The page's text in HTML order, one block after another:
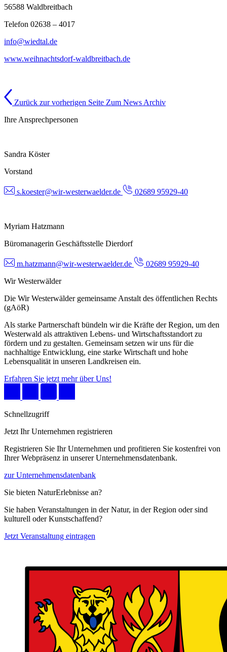
56588 Waldbreitbach
Telefon 02638 – 4017
info@wiedtal.de
www.weihnachtsdorf-waldbreitbach.de
Zurück zur vorherigen Seite Zum News Archiv
Ihre Ansprechpersonen
Sandra Köster
Vorstand
s.koester@wir-westerwaelder.de 02689 95929-40
Myriam Hatzmann
Büromanagerin Geschäftsstelle Dierdorf
m.hatzmann@wir-westerwaelder.de
02689 95929-40
Wir Westerwälder
Die Wir Westerwälder gemeinsame Anstalt des öffentlichen Rechts
(gAöR)
Als starke Partnerschaft bündeln wir die Kräfte der Region, um den
Westerwald als attraktiven Lebens- und Wirtschaftsstandort zu
fördern und zu gestalten. Gemeinsam setzen wir uns für die
nachhaltige Entwicklung, eine starke Wirtschaft und hohe
Lebensqualität in unseren Landkreisen ein.
Erfahren Sie jetzt mehr über Uns!
Schnellzugriff
Jetzt Ihr Unternehmen registrieren
Registrieren Sie Ihr Unternehmen und profitieren Sie kostenfrei von
Ihrer Webpräsenz in unserer Unternehmensdatenbank.
zur Unternehmensdatenbank
Sie bieten NaturErlebnisse an?
Sie haben Veranstaltungen in der Natur, in der Region oder sind
kulturell oder Kunstschaffend?
Jetzt Veranstaltung eintragen